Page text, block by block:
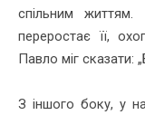
спільним
переростає її,
Павло міг сказати:
З іншого боку, у